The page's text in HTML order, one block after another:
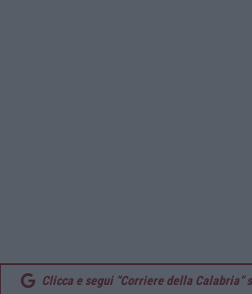
Clicca e segui “Corriere della Calabria”